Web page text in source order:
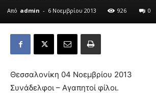
Από admin - 6 Νοεμβρίου 2013 926 0
Θεσσαλονίκη 04 Νοεμβρίου 2013
Συνάδελφοι – Αγαπητοί φίλοι.